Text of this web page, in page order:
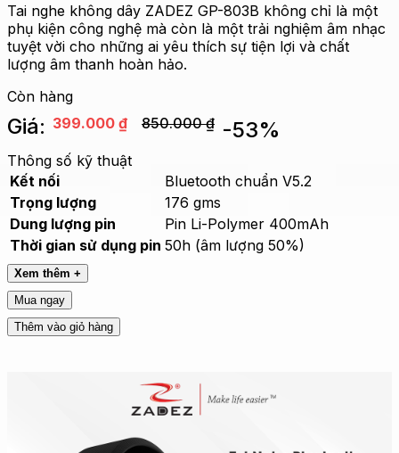
Tai nghe không dây ZADEZ GP-803B không chỉ là một
phụ kiện công nghệ mà còn là một trải nghiệm âm nhạc
tuyệt vời cho những ai yêu thích sự tiện lợi và chất
lượng âm thanh hoàn hảo.
Còn hàng
Giá: 399.000 ₫ 850.000₫ -53%
Thông số kỹ thuật
Kết nối
Bluetooth chuẩn V5.2
Trọng lượng
176 gms
Dung lượng pin
Pin Li-Polymer 400mAh
Thời gian sử dụng pin 50h (âm lượng 50%)
Xem thêm +
Mua ngay
Thêm vào giỏ hàng